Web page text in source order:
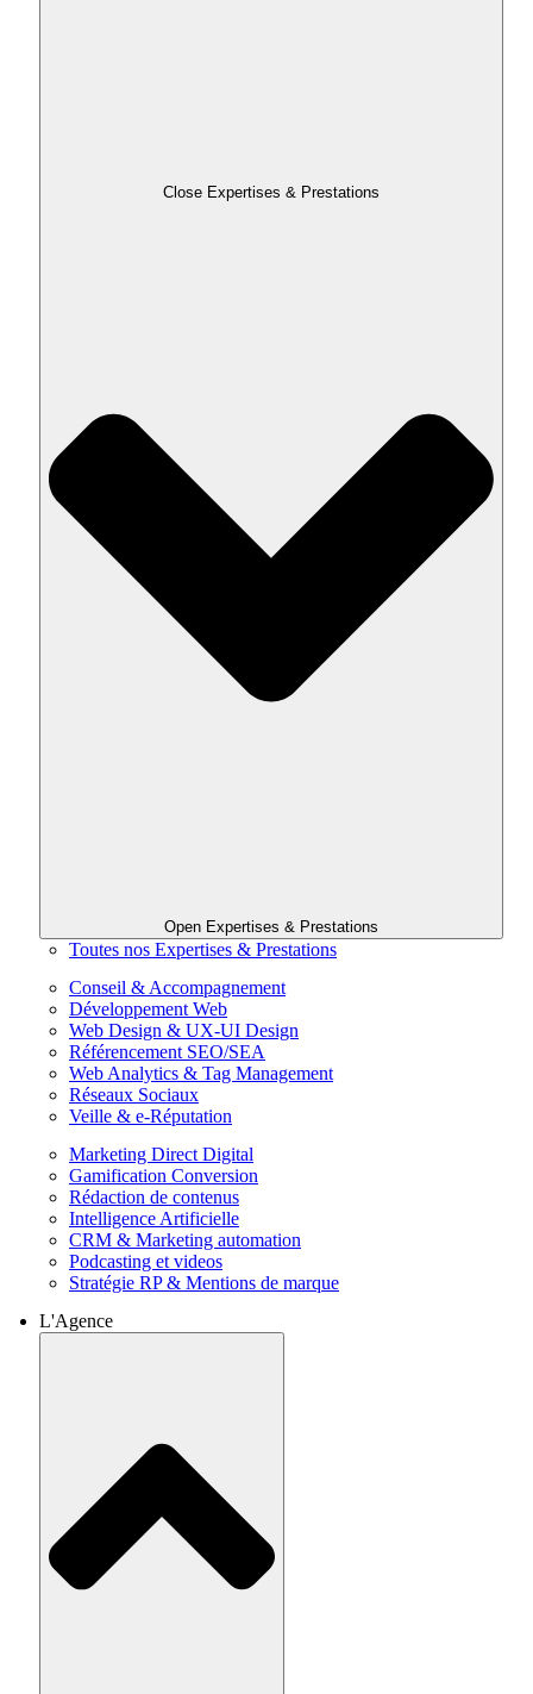
Close Expertises & Prestations
Open Expertises & Prestations
Toutes nos Expertises & Prestations
Conseil & Accompagnement
Développement Web
Web Design & UX-UI Design
Référencement SEO/SEA
Web Analytics & Tag Management
Réseaux Sociaux
Veille & e-Réputation
Marketing Direct Digital
Gamification Conversion
Rédaction de contenus
Intelligence Artificielle
CRM & Marketing automation
Podcasting et videos
Stratégie RP & Mentions de marque
L'Agence